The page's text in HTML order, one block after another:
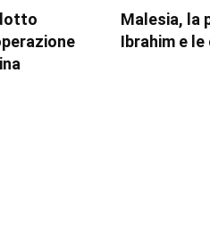
Malesia, la
Ibrahim e